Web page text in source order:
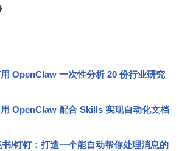
OpenClaw 一次性分析 20 份行业研究
OpenClaw 配合 Skills 实现自动化文档
/钉钉：打造一个能自动帮你处理消息的